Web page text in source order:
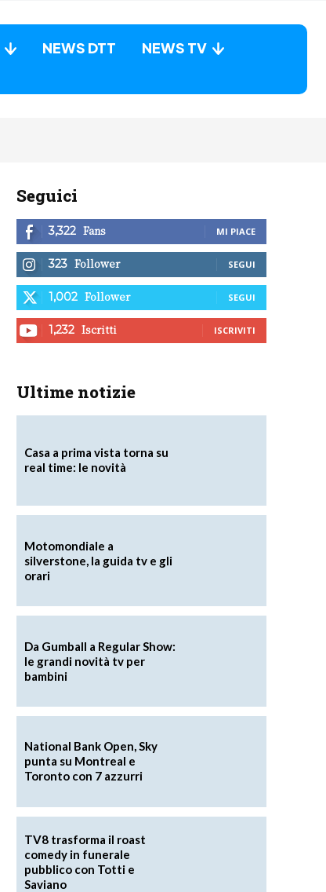
NEWS DTT
NEWS TV
Seguici
3,322 Fans MI PIACE
323 Follower SEGUI
1,002 Follower SEGUI
1,232 Iscritti ISCRIVITI
Ultime notizie
Casa a prima vista torna su
real time: le novità
Motomondiale a
silverstone, la guida tv e gli
orari
Da Gumball a Regular Show:
le grandi novità tv per
bambini
National Bank Open, Sky
punta su Montreal e
Toronto con 7 azzurri
TV8 trasforma il roast
comedy in funerale
pubblico con Totti e
Saviano